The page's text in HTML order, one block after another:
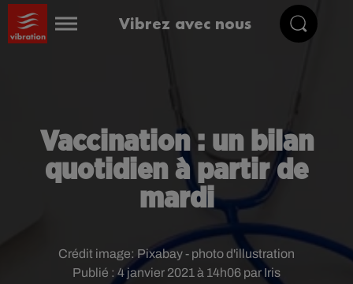
Vibrez avec nous
Vaccination : un bilan
quotidien à partir de
mardi
Publié : 4 janvier 2021 à 14h06 par Iris
Crédit image: Pixabay - photo d'illustration